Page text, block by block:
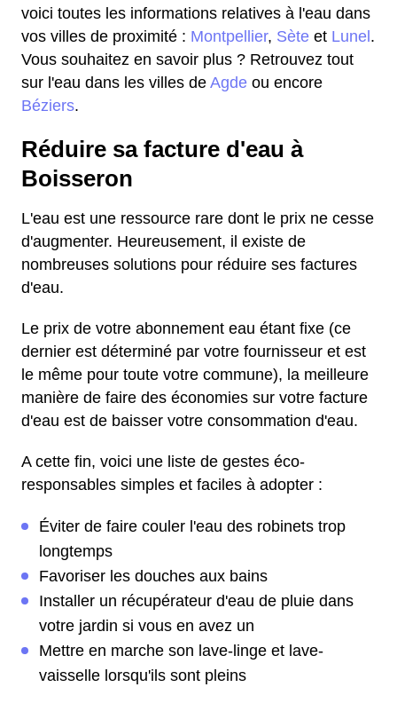
voici toutes les informations relatives à l'eau dans
vos villes de proximité : Montpellier, Sète et Lunel .
Vous souhaitez en savoir plus ? Retrouvez tout
sur l'eau dans les villes de Agde ou encore
Béziers.
Réduire sa facture d'eau à
Boisseron
L'eau est une ressource rare dont le prix ne cesse
d'augmenter. Heureusement, il existe de
nombreuses solutions pour réduire ses factures
d'eau.
Le prix de votre abonnement eau étant fixe (ce
dernier est déterminé par votre fournisseur et est
le même pour toute votre commune), la meilleure
manière de faire des économies sur votre facture
d'eau est de baisser votre consommation d'eau.
A cette fin, voici une liste de gestes éco-
responsables simples et faciles à adopter :
Éviter de faire couler l'eau des robinets trop
longtemps
Favoriser les douches aux bains
Installer un récupérateur d'eau de pluie dans
votre jardin si vous en avez un
Mettre en marche son lave-linge et lave-
vaisselle lorsqu'ils sont pleins